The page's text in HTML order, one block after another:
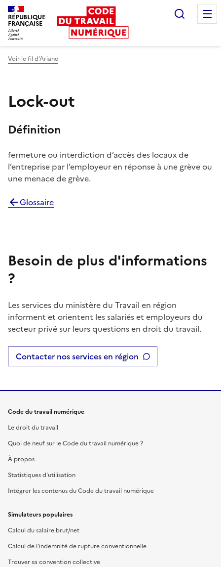
RÉPUBLIQUE
FRANÇAISE
Voir le fil d’Ariane
Lock-out
Définition
fermeture ou interdiction d’accès des locaux de
l’entreprise par l’employeur en réponse à une grève ou
une menace de grève.
Glossaire
Besoin de plus d'informations
?
Les services du ministère du Travail en région
informent et orientent les salariés et employeurs du
secteur privé sur leurs questions en droit du travail.
Contacter nos services en région
Code du travail numérique
Le droit du travail
Quoi de neuf sur le Code du travail numérique ?
À propos
Statistiques d'utilisation
Intégrer les contenus du Code du travail numérique
Simulateurs populaires
Calcul du salaire brut/net
Calcul de l'indemnité de rupture conventionnelle
Trouver sa convention collective